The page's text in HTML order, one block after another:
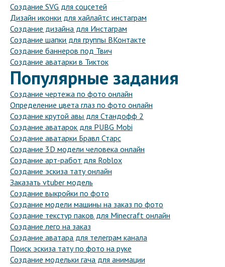
Создание SVG для соцсетей
Дизайн иконки для хайлайтс инстаграм
Создание дизайна для Инстаграм
Создание шапки для группы ВКонтакте
Создание баннеров под Твич
Создание аватарки в Тикток
Популярные задания
Создание чертежа по фото онлайн
Определение цвета глаз по фото онлайн
Создание крутой авы для Стандофф 2
Создание аватарок для PUBG Mobi
Создание аватарки Бравл Старс
Создание 3D модели человека онлайн
Создание арт-работ для Roblox
Создание эскиза тату онлайн
Заказать vtuber модель
Создание выкройки по фото
Создание модели машины на заказ по фото
Создание текстур паков для Minecraft онлайн
Создание лего на заказ
Создание аватара для телеграм канала
Поиск эскиза тату по фото на руке
Создание модельки гача для анимации